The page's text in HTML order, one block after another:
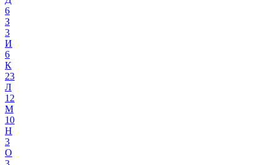
6
З
3
И
6
К
23
Л
12
М
10
Н
3
О